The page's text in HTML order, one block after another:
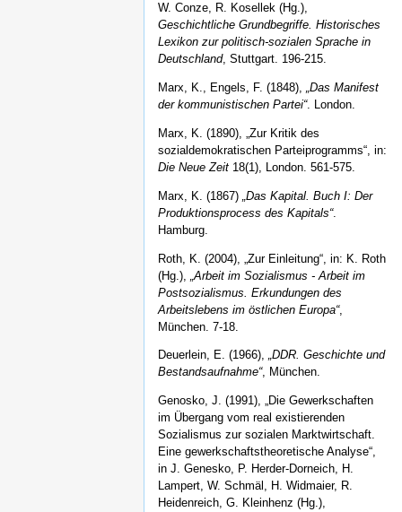
W. Conze, R. Kosellek (Hg.),
Geschichtliche Grundbegriffe. Historisches
Lexikon zur politisch-sozialen Sprache in
Deutschland, Stuttgart. 196-215.
Marx, K., Engels, F. (1848), „Das Manifest
der kommunistischen Partei“. London.
Marx, K. (1890), „Zur Kritik des
sozialdemokratischen Parteiprogramms“, in:
Die Neue Zeit 18(1), London. 561-575.
Marx, K. (1867) „Das Kapital. Buch I: Der
Produktionsprocess des Kapitals“.
Hamburg.
Roth, K. (2004), „Zur Einleitung“, in: K. Roth
(Hg.),
„Arbeit im Sozialismus - Arbeit im
Postsozialismus. Erkundungen des
Arbeitslebens im östlichen Europa“,
München. 7-18.
Deuerlein, E. (1966), „DDR. Geschichte und
Bestandsaufnahme“, München.
Genosko, J. (1991), „Die Gewerkschaften
im Übergang vom real existierenden
Sozialismus zur sozialen Marktwirtschaft.
Eine gewerkschaftstheoretische Analyse“,
in J. Genesko, P. Herder-Dorneich, H.
Lampert, W. Schmäl, H. Widmaier, R.
Heidenreich, G. Kleinhenz (Hg.),